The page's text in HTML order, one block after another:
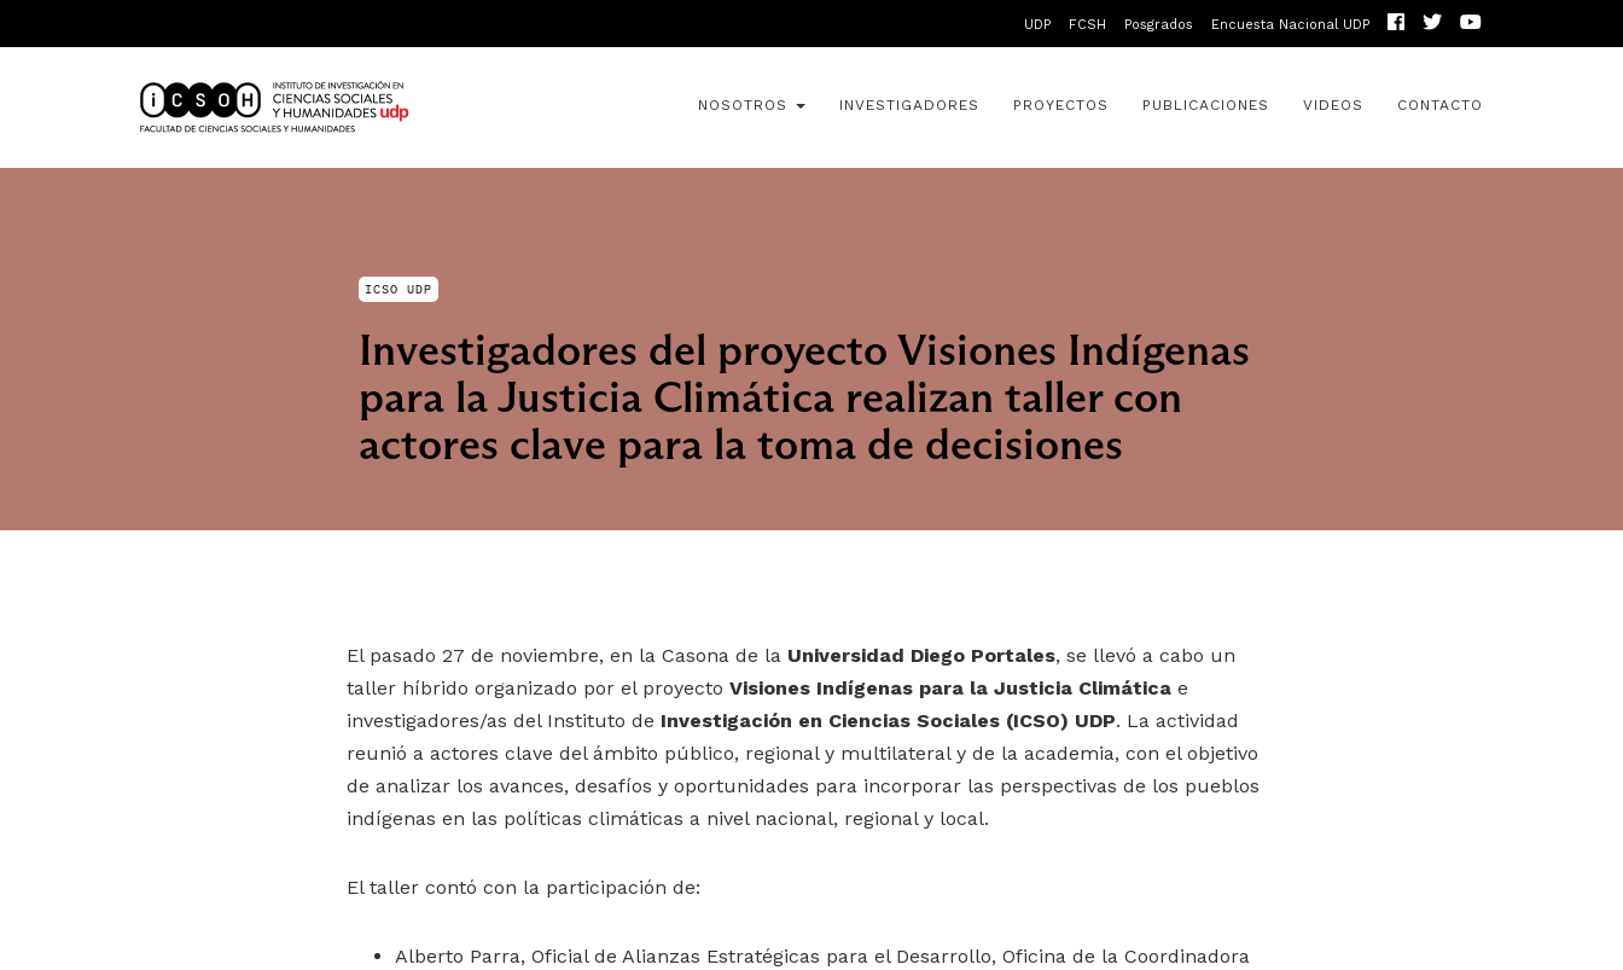
UDP FCSH Posgrados Encuesta Nacional UDP
NOSOTROS INVESTIGADORES PROYECTOS PUBLICACIONES VIDEOS CONTACTO
ICSO UDP
Investigadores del proyecto Visiones Indígenas
para la Justicia Climática realizan taller con
actores clave para la toma de decisiones
El pasado 27 de noviembre, en la Casona de la Universidad Diego Portales, se llevó a cabo un
taller híbrido organizado por el proyecto Visiones Indígenas para la Justicia Climática e
investigadores/as del Instituto de Investigación en Ciencias Sociales (ICSO) UDP. La actividad
reunió a actores clave del ámbito público, regional y multilateral y de la academia, con el objetivo
de analizar los avances, desafíos y oportunidades para incorporar las perspectivas de los pueblos
indígenas en las políticas climáticas a nivel nacional, regional y local.
El taller contó con la participación de:
Alberto Parra, Oficial de Alianzas Estratégicas para el Desarrollo, Oficina de la Coordinadora